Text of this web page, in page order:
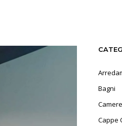
Bagni
Cappe